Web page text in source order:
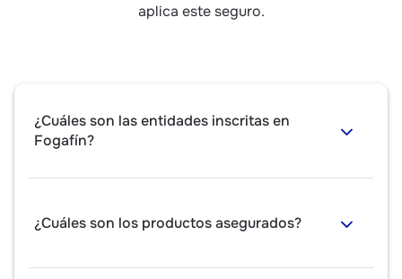
aplica este seguro.
¿Cuáles son las entidades inscritas en
Fogafín?
¿Cuáles son los productos asegurados?